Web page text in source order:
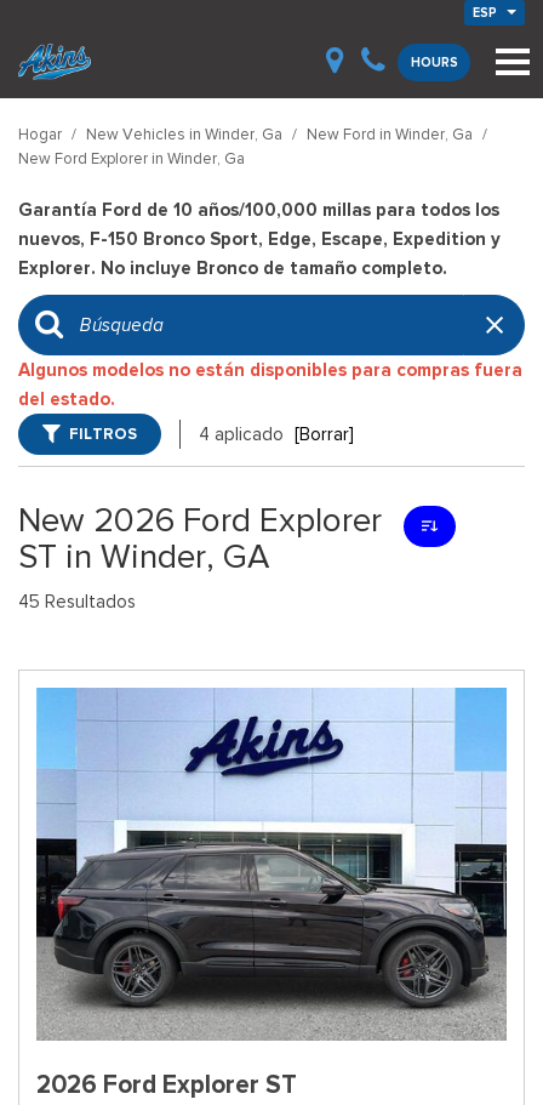
ESP
HOURS
Hogar / New Vehicles in Winder, Ga / New Ford in Winder, Ga /
New Ford Explorer in Winder, Ga
Garantía Ford de 10 años/100,000 millas para todos los
nuevos, F-150 Bronco Sport, Edge, Escape, Expedition y
Explorer. No incluye Bronco de tamaño completo.
Algunos modelos no están disponibles para compras fuera
del estado.
FILTROS 4 aplicado [Borrar]
New 2026 Ford Explorer
ST in Winder, GA
45 Resultados
2026 Ford Explorer ST